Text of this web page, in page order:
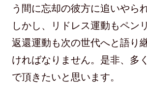
う間に忘却の彼方に追いやら
しかし、リドレス運動もペン
返還運動も次の世代へと語り
ければなりません。是非、多
で頂きたいと思います。